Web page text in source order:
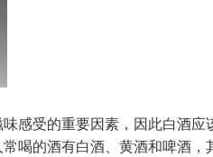
感受的重要因素，因此白酒应
喝的酒有白酒、黄酒和啤酒